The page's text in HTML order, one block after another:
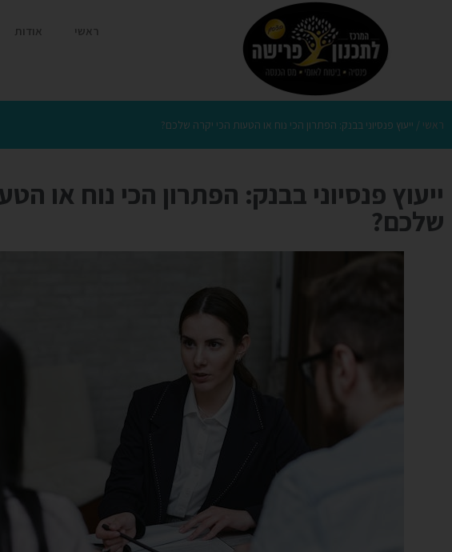
ראשי אודות
ראשי / ייעוץ פנסיוני בבנק: הפתרון הכי נוח או הטעות הכי יקרה שלכם?
ייעוץ פנסיוני בבנק: הפתרון הכי נוח או
שלכם?